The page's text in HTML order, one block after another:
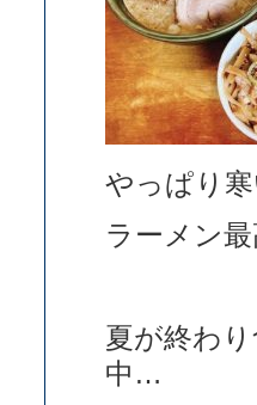
やっぱり
ラーメン最
夏が終わ
中…